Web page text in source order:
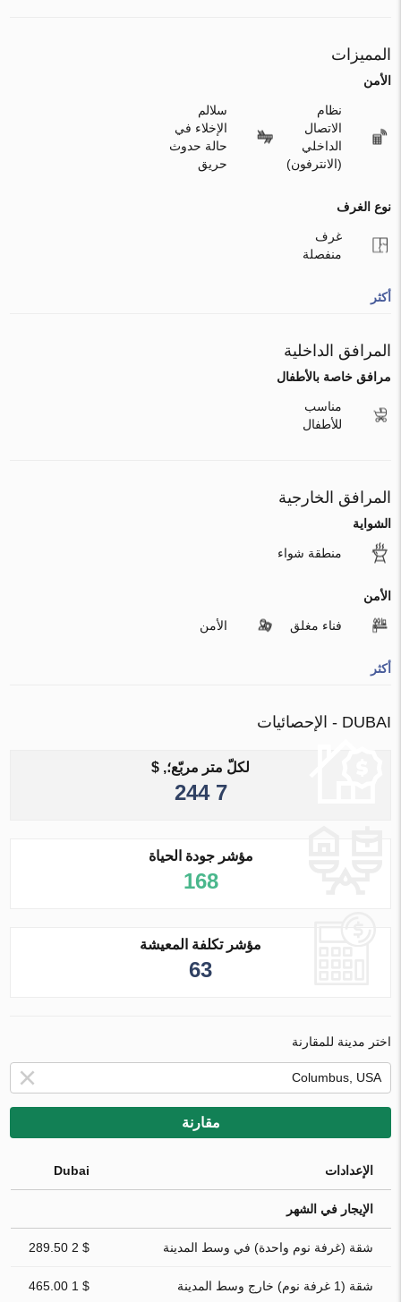
المميزات
الأمن
نظام
الاتصال
الداخلي
(الانترفون)
سلالم
الإخلاء في
حالة حدوث
حريق
نوع الغرف
غرف
منفصلة
أكثر
المرافق الداخلية
مرافق خاصة بالأطفال
مناسب
للأطفال
المرافق الخارجية
الشواية
منطقة شواء
الأمن
فناء مغلق الأمن
أكثر
DUBAI - الإحصائيات
لكلّ متر مربّع؛, $
7 244
مؤشر جودة الحياة
168
مؤشر تكلفة المعيشة
63
اختر مدينة للمقارنة
مقارنة
الإعدادات Dubai
الإيجار في الشهر
شقة (غرفة نوم واحدة) في وسط المدينة $ 2 289.50
شقة (1 غرفة نوم) خارج وسط المدينة $ 1 465.00